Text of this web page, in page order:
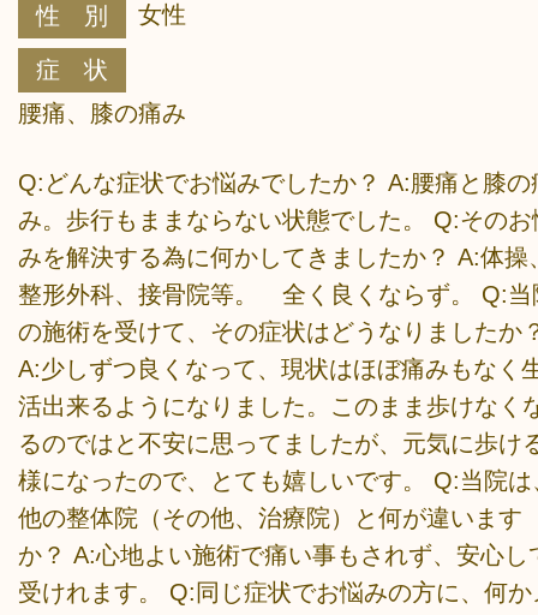
性 別 女性
症 状
腰痛、膝の痛み
Q:どんな症状でお悩みでしたか？ A:腰痛と膝の
み。歩行もままならない状態でした。 Q:そのお
みを解決する為に何かしてきましたか？ A:体操
整形外科、接骨院等。 全く良くならず。 Q:当
の施術を受けて、その症状はどうなりましたか
A:少しずつ良くなって、現状はほぼ痛みもなく
活出来るようになりました。このまま歩けなく
るのではと不安に思ってましたが、元気に歩け
様になったので、とても嬉しいです。 Q:当院は
他の整体院（その他、治療院）と何が違います
か？ A:心地よい施術で痛い事もされず、安心し
受けれます。 Q:同じ症状でお悩みの方に、何か